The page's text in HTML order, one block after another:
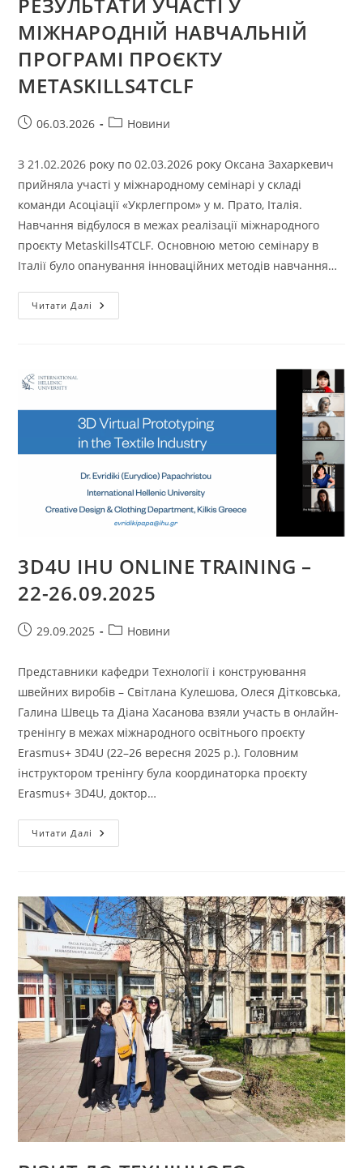
РЕЗУЛЬТАТИ УЧАСТІ У
МІЖНАРОДНІЙ НАВЧАЛЬНІЙ
ПРОГРАМІ ПРОЄКТУ
METASKILLS4TCLF
Запис06.03.2026
Категорія
Новини
З 21.02.2026 року по 02.03.2026 року Оксана Захаркевич
прийняла участі у міжнародному семінарі у складі
команди Асоціації «Укрлегпром» у м. Прато, Італія.
Навчання відбулося в межах реалізації міжнародного
проєкту Metaskills4TCLF. Основною метою семінару в
Італії було опанування інноваційних методів навчання…
Читати Далі РЕЗУЛЬТАТИ
УЧАСТІ
3D4U IHU ONLINE TRAINING –
22-26.09.2025
Запис29.09.2025
Категорія
Новини
Представники кафедри Технології і конструювання
швейних виробів – Світлана Кулешова, Олеся Дітковська,
Галина Швець та Діана Хасанова взяли участь в онлайн-
тренінгу в межах міжнародного освітнього проєкту
Erasmus+ 3D4U (22–26 вересня 2025 р.). Головним
інструктором тренінгу була координаторка проєкту
Erasmus+ 3D4U, доктор…
Читати Далі 3D4U
IHU
26.09.2025